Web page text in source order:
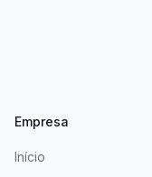
Empresa
Início